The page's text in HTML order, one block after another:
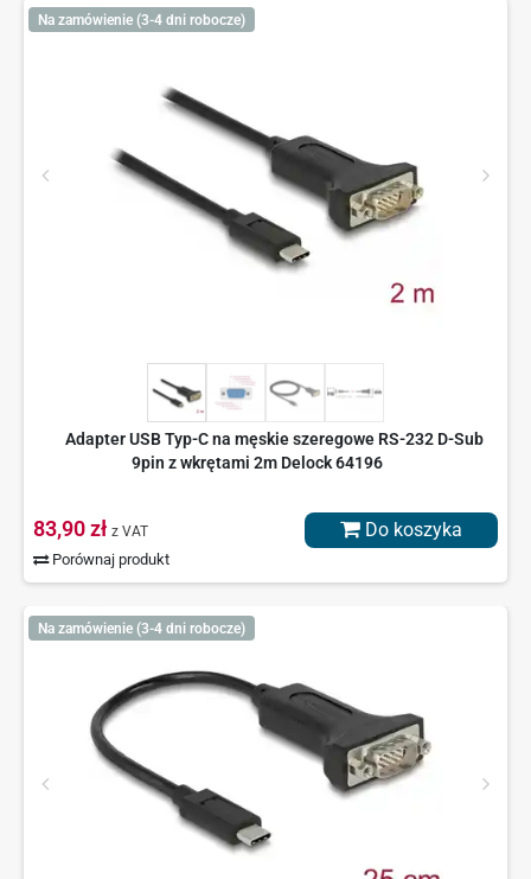
Na zamówienie (3-4 dni robocze)
Adapter USB Typ-C na męskie szeregowe RS-232 D-Sub
9pin z wkrętami 2m Delock 64196
83,90 zł z VAT
Porównaj produkt
Do koszyka
Na zamówienie (3-4 dni robocze)